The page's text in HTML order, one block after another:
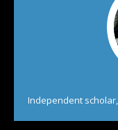
Independent